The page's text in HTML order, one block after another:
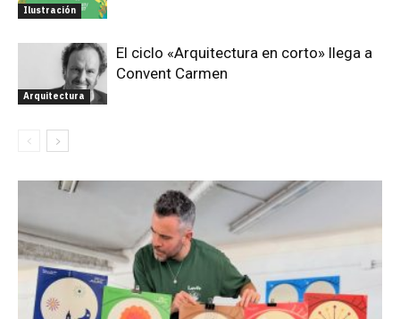
Ilustración
Arquitectura
El ciclo «Arquitectura en corto» llega a
Convent Carmen